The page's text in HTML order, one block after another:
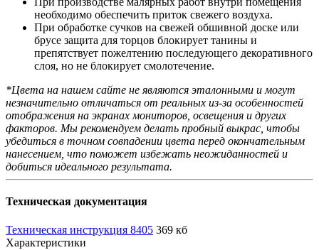
необходимо обеспечить приток свежего воздуха.
При обработке сучков на свежей обшивной доске или
брусе защита для торцов блокирует танины и
препятствует пожелтению последующего декоративного
слоя, но не блокирует смолотечение.
*Цвета на нашем сайте не являются эталонными и могут
незначительно отличаться от реальных из-за особенностей
отображения на экранах мониторов, освещения и других
факторов. Мы рекомендуем делать пробный выкрас, чтобы
убедиться в точном совпадении цвета перед окончательным
нанесением, что поможет избежать неожиданностей и
добиться идеального результата.
Техническая документация
Техническая инструкция 8405 369 кб
Характеристики